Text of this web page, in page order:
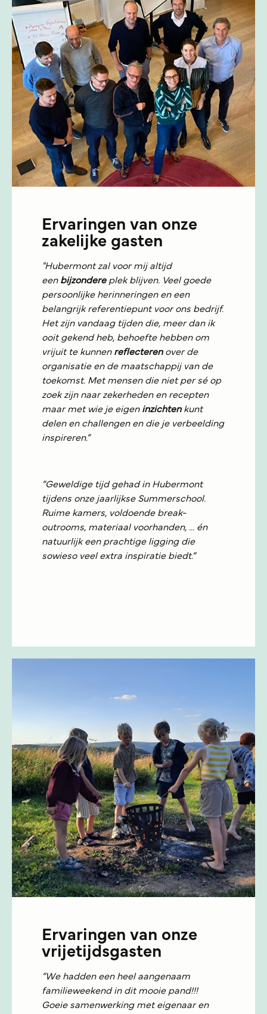
Ervaringen van onze
zakelijke gasten
"Hubermont zal voor mij altijd
een bijzondere plek blijven. Veel goede
persoonlijke herinneringen en een
belangrijk referentiepunt voor ons bedrijf.
Het zijn vandaag tijden die, meer dan ik
ooit gekend heb, behoefte hebben om
vrijuit te kunnen reflecteren over de
organisatie en de maatschappij van de
toekomst. Met mensen die niet per sé op
zoek zijn naar zekerheden en recepten
maar met wie je eigen inzichten kunt
delen en challengen en die je verbeelding
inspireren.”
“Geweldige tijd gehad in Hubermont
tijdens onze jaarlijkse Summerschool.
Ruime kamers, voldoende break-
outrooms, materiaal voorhanden, ... én
natuurlijk een prachtige ligging die
sowieso veel extra inspiratie biedt.”
Ervaringen van onze
vrijetijdsgasten
“We hadden een heel aangenaam
familieweekend in dit mooie pand!!!
Goeie samenwerking met eigenaar en